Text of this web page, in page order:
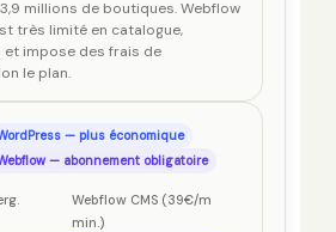
millions de boutiques. Webflow
très limité en catalogue,
impose des frais de
le plan.
— plus économique
— abonnement obligatoire
Webflow CMS (39€/m
min.)